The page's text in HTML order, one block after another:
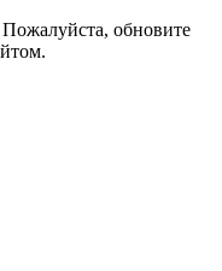
обновите